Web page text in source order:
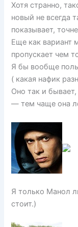
Хотя странно,
новый не всегда
показывает,
Еще как вариант
пропускает чем
Я бы вообще
( какая нафик
Оно так и
— тем чаще она
Я только Манол
стоит.)